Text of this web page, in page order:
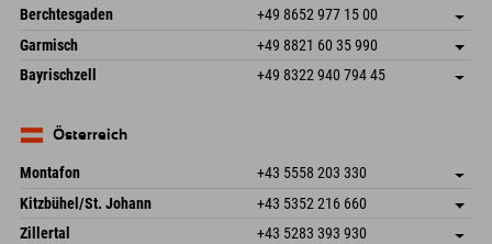
Deutschland
Buchen
An der Riese 45
87484 Nesselwang im Allgäu
Deutschland
Adresse speichern
Buchen
Berchtesgaden +49 8652 977 15 00
Hofreitstr. 7
Deutschland
Adresse speichern
Buchen
Garmisch +49 8821 60 35 990
Frickenstraße 22
82490 Farchant
Adresse speichern
Bayrischzell +49 8322 940 794 45
Deutschland
Österreich
Montafon +43 5558 203 330
Dorfstr. 127b
6793 Gaschurn/Montafon
Österreich
Adresse speichern
Buchen
Kitzbühel/St. Johann +43 5352 216 660
Speckbacherstraße 87
Adresse speichern
Zillertal +43 5283 393 930